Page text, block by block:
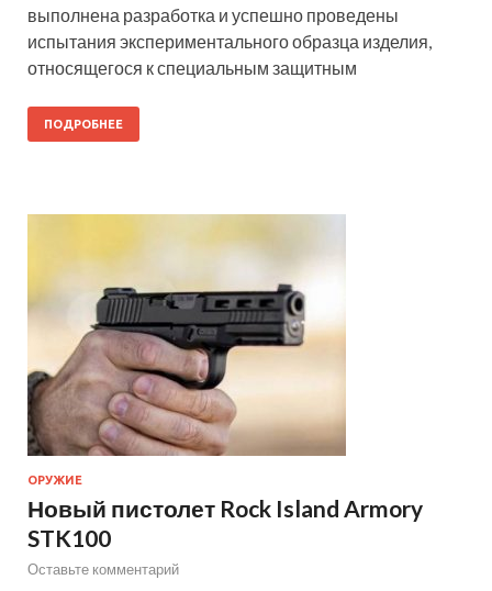
выполнена разработка и успешно проведены
испытания экспериментального образца изделия,
относящегося к специальным защитным
ПОДРОБНЕЕ
ОРУЖИЕ
Новый пистолет Rock Island Armory
STK100
Оставьте комментарий